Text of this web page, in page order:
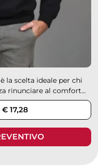
la scelta ideale per chi
rinunciare al comfort...
17,28